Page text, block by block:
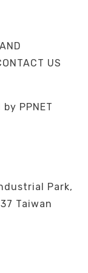
US
by PPNET
Park,
Taiwan